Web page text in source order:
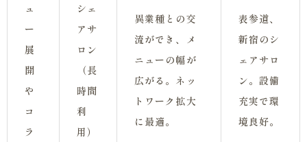
ュ
ー
展
開
や
コ
ラ
シェ
アサ
ロン
（長
時間
利
用）
異業種との交
流ができ、メ
ニューの幅が
広がる。ネッ
トワーク拡大
に最適。
表参道、
新宿のシ
ェアサロ
ン。設備
充実で環
境良好。